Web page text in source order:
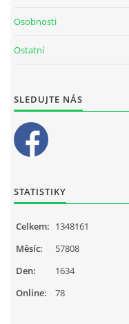
Osobnosti
Ostatní
SLEDUJTE NÁS
STATISTIKY
Online: 78
Celkem: 1348161
Měsíc:
57808
Den:
1634